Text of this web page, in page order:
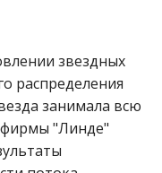
звездных
распределения
занимала всю
"Линде"